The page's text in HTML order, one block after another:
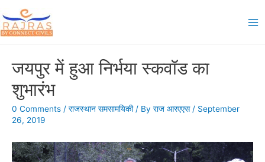
to
content
जयपुर में हुआ निर्भया स्कवॉड का
शुभारंभ
0 Comments / राजस्थान समसामयिकी/ By राज आरएएस / September
26, 2019